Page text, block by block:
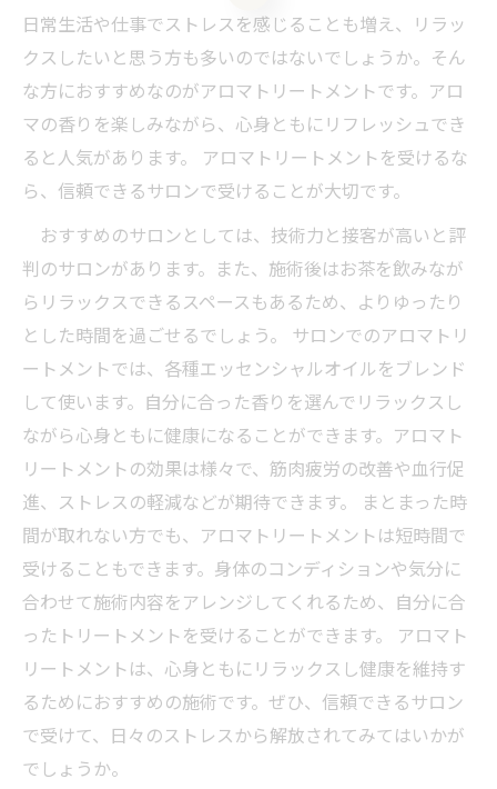
日常生活や仕事でストレスを感じることも増え、リラッ
クスしたいと思う方も多いのではないでしょうか。そん
な方におすすめなのがアロマトリートメントです。アロ
マの香りを楽しみながら、心身ともにリフレッシュでき
ると人気があります。 アロマトリートメントを受けるな
ら、信頼できるサロンで受けることが大切です。
おすすめのサロンとしては、技術力と接客が高いと評
判のサロンがあります。また、施術後はお茶を飲みなが
らリラックスできるスペースもあるため、よりゆったり
とした時間を過ごせるでしょう。 サロンでのアロマトリ
ートメントでは、各種エッセンシャルオイルをブレンド
して使います。自分に合った香りを選んでリラックスし
ながら心身ともに健康になることができます。アロマト
リートメントの効果は様々で、筋肉疲労の改善や血行促
進、ストレスの軽減などが期待できます。 まとまった時
間が取れない方でも、アロマトリートメントは短時間で
受けることもできます。身体のコンディションや気分に
合わせて施術内容をアレンジしてくれるため、自分に合
ったトリートメントを受けることができます。 アロマト
リートメントは、心身ともにリラックスし健康を維持す
るためにおすすめの施術です。ぜひ、信頼できるサロン
で受けて、日々のストレスから解放されてみてはいかが
でしょうか。